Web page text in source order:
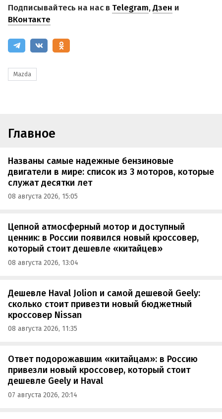
Подписывайтесь на нас в Telegram,Дзен и
ВКонтакте
Mazda
Главное
Названы самые надежные бензиновые
двигатели в мире: список из 3 моторов, которые
служат десятки лет
08 августа 2026, 15:05
Цепной атмосферный мотор и доступный
ценник: в России появился новый кроссовер,
который стоит дешевле «китайцев»
08 августа 2026, 13:04
Дешевле Haval Jolion и самой дешевой Geely:
сколько стоит привезти новый бюджетный
кроссовер Nissan
08 августа 2026, 11:35
Ответ подорожавшим «китайцам»: в Россию
привезли новый кроссовер, который стоит
дешевле Geely и Haval
07 августа 2026, 20:14